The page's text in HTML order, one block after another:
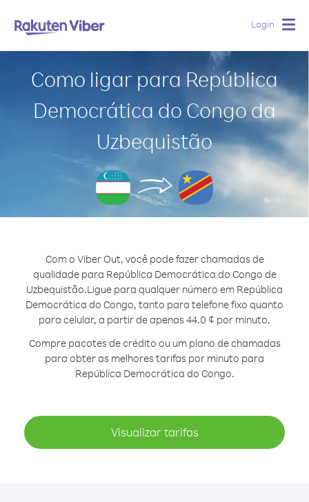
Login
Como ligar para República
Democrática do Congo da
Uzbequistão
Com o Viber Out, você pode fazer chamadas de
qualidade para República Democrática do Congo de
Uzbequistão.Ligue para qualquer número em República
Democrática do Congo, tanto para telefone fixo quanto
para celular, a partir de apenas 44.0 ¢ por minuto.
Compre pacotes de crédito ou um plano de chamadas
para obter as melhores tarifas por minuto para
República Democrática do Congo.
Visualizar tarifas